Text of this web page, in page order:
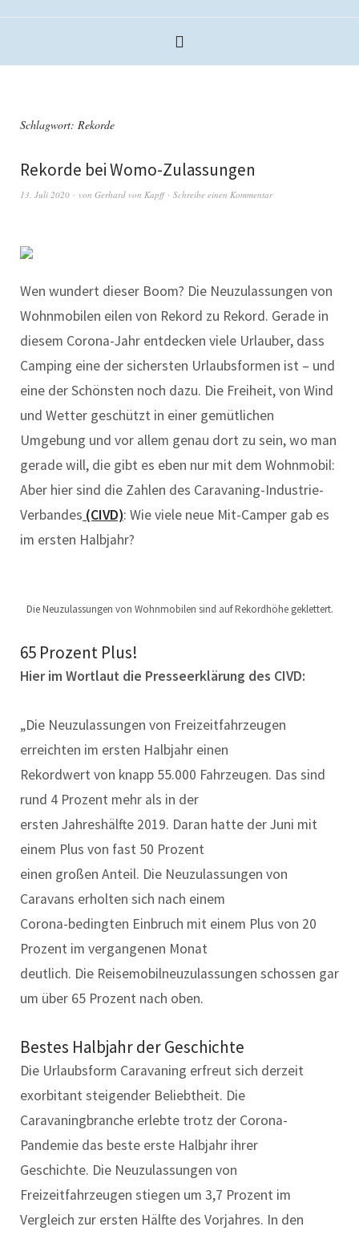
Schlagwort: Rekorde
Rekorde bei Womo-Zulassungen
13. Juli 2020 von Gerhard von Kapff Schreibe einen Kommentar
Wen wundert dieser Boom? Die Neuzulassungen von
Wohnmobilen eilen von Rekord zu Rekord. Gerade in
diesem Corona-Jahr entdecken viele Urlauber, dass
Camping eine der sichersten Urlaubsformen ist – und
eine der Schönsten noch dazu. Die Freiheit, von Wind
und Wetter geschützt in einer gemütlichen
Umgebung und vor allem genau dort zu sein, wo man
gerade will, die gibt es eben nur mit dem Wohnmobil:
Aber hier sind die Zahlen des Caravaning-Industrie-
Verbandes (CIVD): Wie viele neue Mit-Camper gab es
im ersten Halbjahr?
Die Neuzulassungen von Wohnmobilen sind auf Rekordhöhe geklettert.
65 Prozent Plus!
Hier im Wortlaut die Presseerklärung des CIVD:
„Die Neuzulassungen von Freizeitfahrzeugen
erreichten im ersten Halbjahr einen
Rekordwert von knapp 55.000 Fahrzeugen. Das sind
rund 4 Prozent mehr als in der
ersten Jahreshälfte 2019. Daran hatte der Juni mit
einem Plus von fast 50 Prozent
einen großen Anteil. Die Neuzulassungen von
Caravans erholten sich nach einem
Corona-bedingten Einbruch mit einem Plus von 20
Prozent im vergangenen Monat
deutlich. Die Reisemobilneuzulassungen schossen gar
um über 65 Prozent nach oben.
Bestes Halbjahr der Geschichte
Die Urlaubsform Caravaning erfreut sich derzeit
exorbitant steigender Beliebtheit. Die
Caravaningbranche erlebte trotz der Corona-
Pandemie das beste erste Halbjahr ihrer
Geschichte. Die Neuzulassungen von
Freizeitfahrzeugen stiegen um 3,7 Prozent im
Vergleich zur ersten Hälfte des Vorjahres. In den